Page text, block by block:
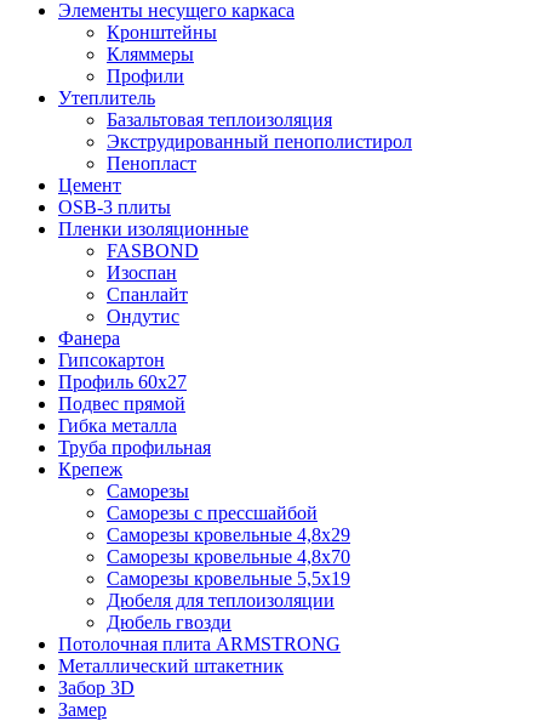
Элементы несущего каркаса
Кронштейны
Кляммеры
Профили
Утеплитель
Базальтовая теплоизоляция
Экструдированный пенополистирол
Пенопласт
Цемент
OSB-3 плиты
Пленки изоляционные
FASBOND
Изоспан
Спанлайт
Ондутис
Фанера
Гипсокартон
Профиль 60х27
Подвес прямой
Гибка металла
Труба профильная
Крепеж
Саморезы
Саморезы с прессшайбой
Саморезы кровельные 4,8х29
Саморезы кровельные 4,8х70
Саморезы кровельные 5,5х19
Дюбеля для теплоизоляции
Дюбель гвозди
Потолочная плита ARMSTRONG
Металлический штакетник
Забор 3D
Замер